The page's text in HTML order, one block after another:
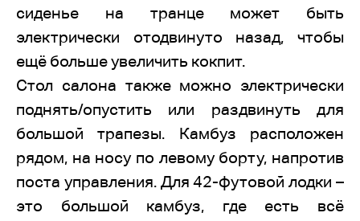
сиденье на транце может быть
электрически отодвинуто назад, чтобы
ещё больше увеличить кокпит.
Стол салона также можно электрически
поднять/опустить или раздвинуть для
большой трапезы. Камбуз расположен
рядом, на носу по левому борту, напротив
поста управления. Для 42-футовой лодки –
это большой камбуз, где есть всё